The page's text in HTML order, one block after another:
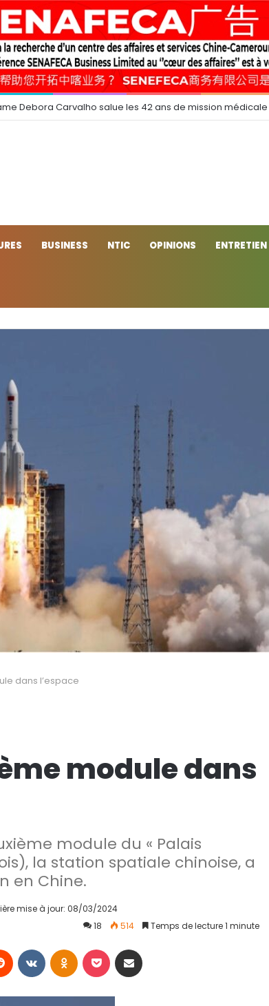
Debora Carvalho salue les 42 ans de mission
BUSINESS NTIC OPINIONS ENTRETIEN
dans l’espace
module dans
module du « Palais
la station spatiale chinoise, a
en Chine.
mise à jour: 08/03/2024
18
514 Temps de lecture 1 minute